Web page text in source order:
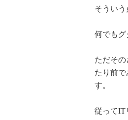
そういう
何でもグ
ただそ
たり前
す。
従ってIT